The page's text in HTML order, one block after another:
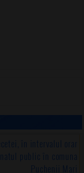
în intervalul orar
public în comuna
Puchenii Mari